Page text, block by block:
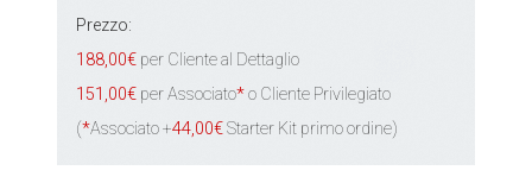
Prezzo:
188,00€ per Cliente al Dettaglio
151,00€ per Associato*o Cliente Privilegiato
(*Associato +44,00€Starter Kit primo ordine)